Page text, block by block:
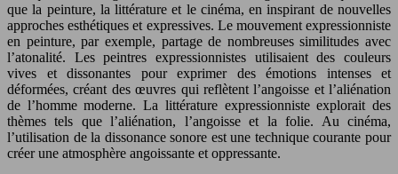
que la peinture, la littérature et le cinéma, en inspirant de nouvelles
approches esthétiques et expressives. Le mouvement expressionniste
en peinture, par exemple, partage de nombreuses similitudes avec
l’atonalité. Les peintres expressionnistes utilisaient des couleurs
vives et dissonantes pour exprimer des émotions intenses et
déformées, créant des œuvres qui reflètent l’angoisse et l’aliénation
de l’homme moderne. La littérature expressionniste explorait des
thèmes tels que l’aliénation, l’angoisse et la folie. Au cinéma,
l’utilisation de la dissonance sonore est une technique courante pour
créer une atmosphère angoissante et oppressante.